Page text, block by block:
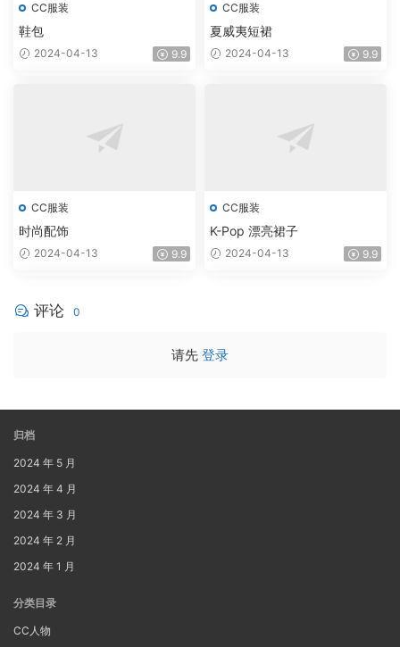
CC服装
鞋包
2024-04-13 9.9
CC服装
夏威夷短裙
2024-04-13 9.9
CC服装
时尚配饰
2024-04-13 9.9
CC服装
K-Pop 漂亮裙子
2024-04-13 9.9
评论 0
请先 登录
归档
2024 年 5 月
2024 年 4 月
2024 年 3 月
2024 年 2 月
2024 年 1 月
分类目录
CC人物